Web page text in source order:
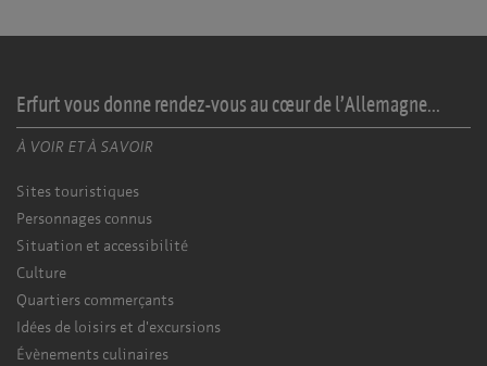
Erfurt vous donne rendez-vous au cœur de l’Allemagne...
À VOIR ET À SAVOIR
Sites touristiques
Personnages connus
Situation et accessibilité
Culture
Quartiers commerçants
Idées de loisirs et d'excursions
Évènements culinaires